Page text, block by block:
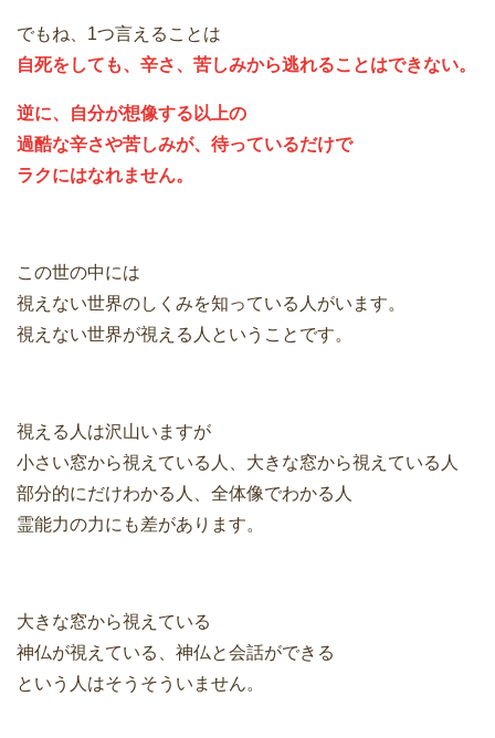
でもね、1つ言えることは
自死をしても、辛さ、苦しみから逃れることはできない。
逆に、自分が想像する以上の
過酷な辛さや苦しみが、待っているだけで
ラクにはなれません。
この世の中には
視えない世界のしくみを知っている人がいます。
視えない世界が視える人ということです。
視える人は沢山いますが
小さい窓から視えている人、大きな窓から視えている人
部分的にだけわかる人、全体像でわかる人
霊能力の力にも差があります。
大きな窓から視えている
神仏が視えている、神仏と会話ができる
という人はそうそういません。